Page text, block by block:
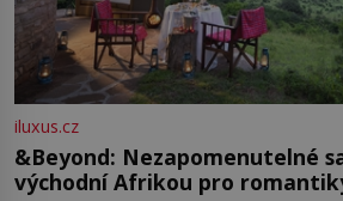
iluxus.cz
&Beyond: Nezapomenutelné
východní Afrikou pro